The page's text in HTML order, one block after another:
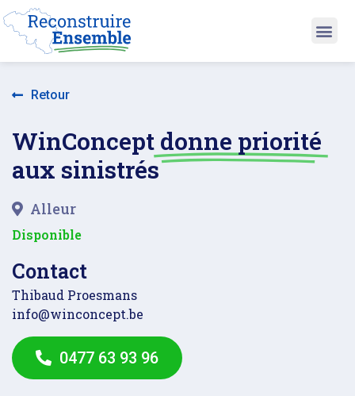
Retour
WinConcept donne priorité
aux sinistrés
Alleur
Disponible
Contact
Thibaud Proesmans
info@winconcept.be
0477 63 93 96